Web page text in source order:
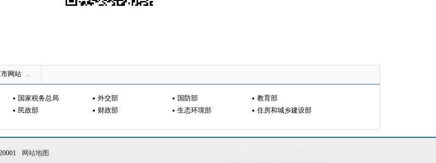
网站
国家税务总局 外交部 国防部
教育部
民政部 财政部 生态环境部
住房和城乡建设部
网站地图